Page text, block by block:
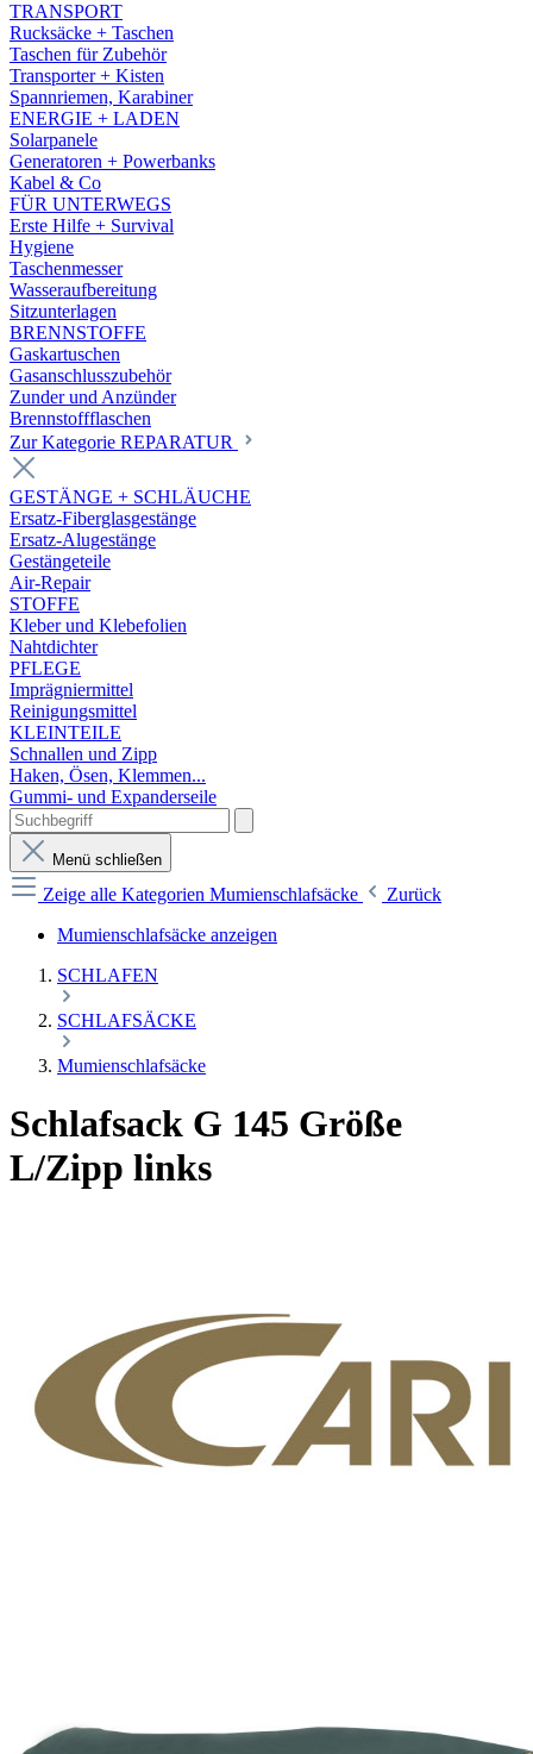
TRANSPORT
Rucksäcke + Taschen
Taschen für Zubehör
Transporter + Kisten
Spannriemen, Karabiner
ENERGIE + LADEN
Solarpanele
Generatoren + Powerbanks
Kabel & Co
FÜR UNTERWEGS
Erste Hilfe + Survival
Hygiene
Taschenmesser
Wasseraufbereitung
Sitzunterlagen
BRENNSTOFFE
Gaskartuschen
Gasanschlusszubehör
Zunder und Anzünder
Brennstoffflaschen
Zur Kategorie REPARATUR
GESTÄNGE + SCHLÄUCHE
Ersatz-Fiberglasgestänge
Ersatz-Alugestänge
Gestängeteile
Air-Repair
STOFFE
Kleber und Klebefolien
Nahtdichter
PFLEGE
Imprägniermittel
Reinigungsmittel
KLEINTEILE
Schnallen und Zipp
Haken, Ösen, Klemmen...
Gummi- und Expanderseile
Menü schließen
Zeige alle Kategorien Mumienschlafsäcke
Zurück
Mumienschlafsäcke anzeigen
SCHLAFEN
SCHLAFSÄCKE
Mumienschlafsäcke
Schlafsack G 145 Größe
L/Zipp links